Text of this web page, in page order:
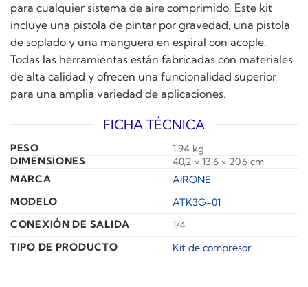
para cualquier sistema de aire comprimido. Este kit
incluye una pistola de pintar por gravedad, una pistola
de soplado y una manguera en espiral con acople.
Todas las herramientas están fabricadas con materiales
de alta calidad y ofrecen una funcionalidad superior
para una amplia variedad de aplicaciones.
FICHA TÉCNICA
PESO
1,94 kg
DIMENSIONES
40,2 × 13,6 × 20,6 cm
MARCA
AIRONE
MODELO
ATK3G-01
CONEXIÓN DE SALIDA
1/4
TIPO DE PRODUCTO
Kit de compresor